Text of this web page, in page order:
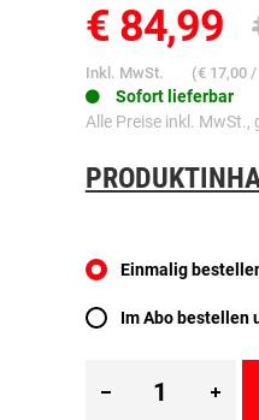
€ 84,99
Inkl. MwSt. (€ 17,00/
Sofort lieferbar
Alle Preise inkl. MwSt.,
Einmalig
Im Abo bestellen